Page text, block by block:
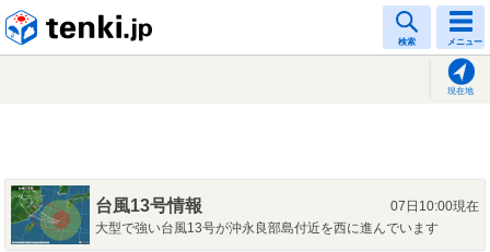
検索 メニュー
現在地
台風13号情報
07日10:00現在
大型で強い台風13号が沖永良部島付近を西に進んでいます